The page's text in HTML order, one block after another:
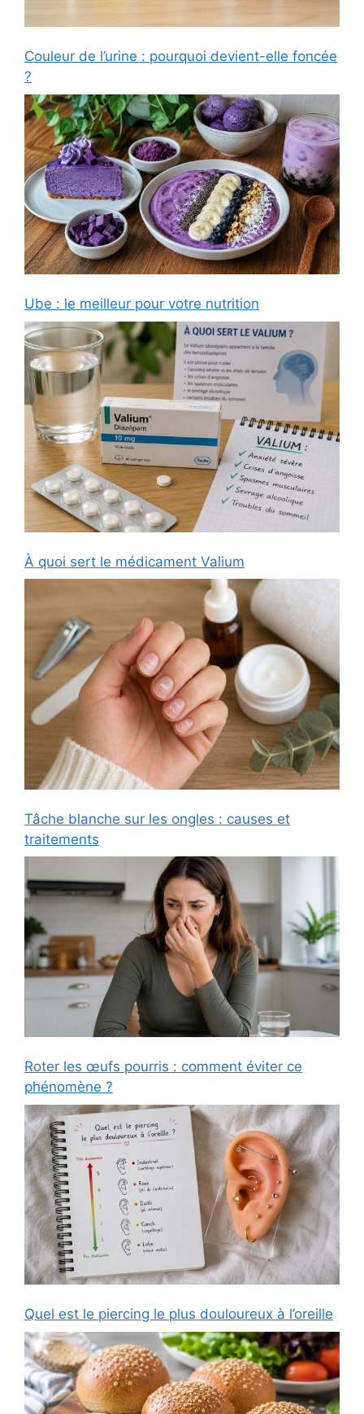
Couleur de l’urine : pourquoi devient-elle foncée
?
Ube : le meilleur pour votre nutrition
À quoi sert le médicament Valium
Tâche blanche sur les ongles : causes et
traitements
Roter les œufs pourris : comment éviter ce
phénomène ?
Quel est le piercing le plus douloureux à l’oreille